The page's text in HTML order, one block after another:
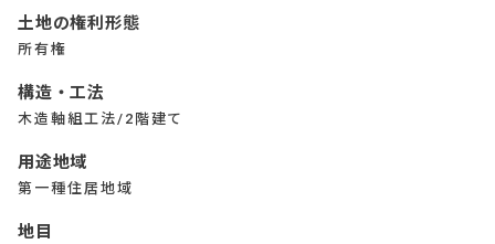
土地の権利形態
所有権
構造・工法
木造軸組工法/2階建て
用途地域
第一種住居地域
地目